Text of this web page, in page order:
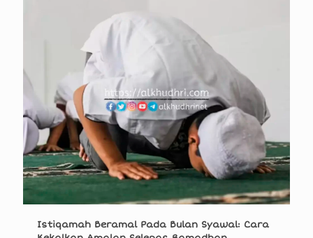
Istiqamah Beramal Pada Bulan Syawal: Cara